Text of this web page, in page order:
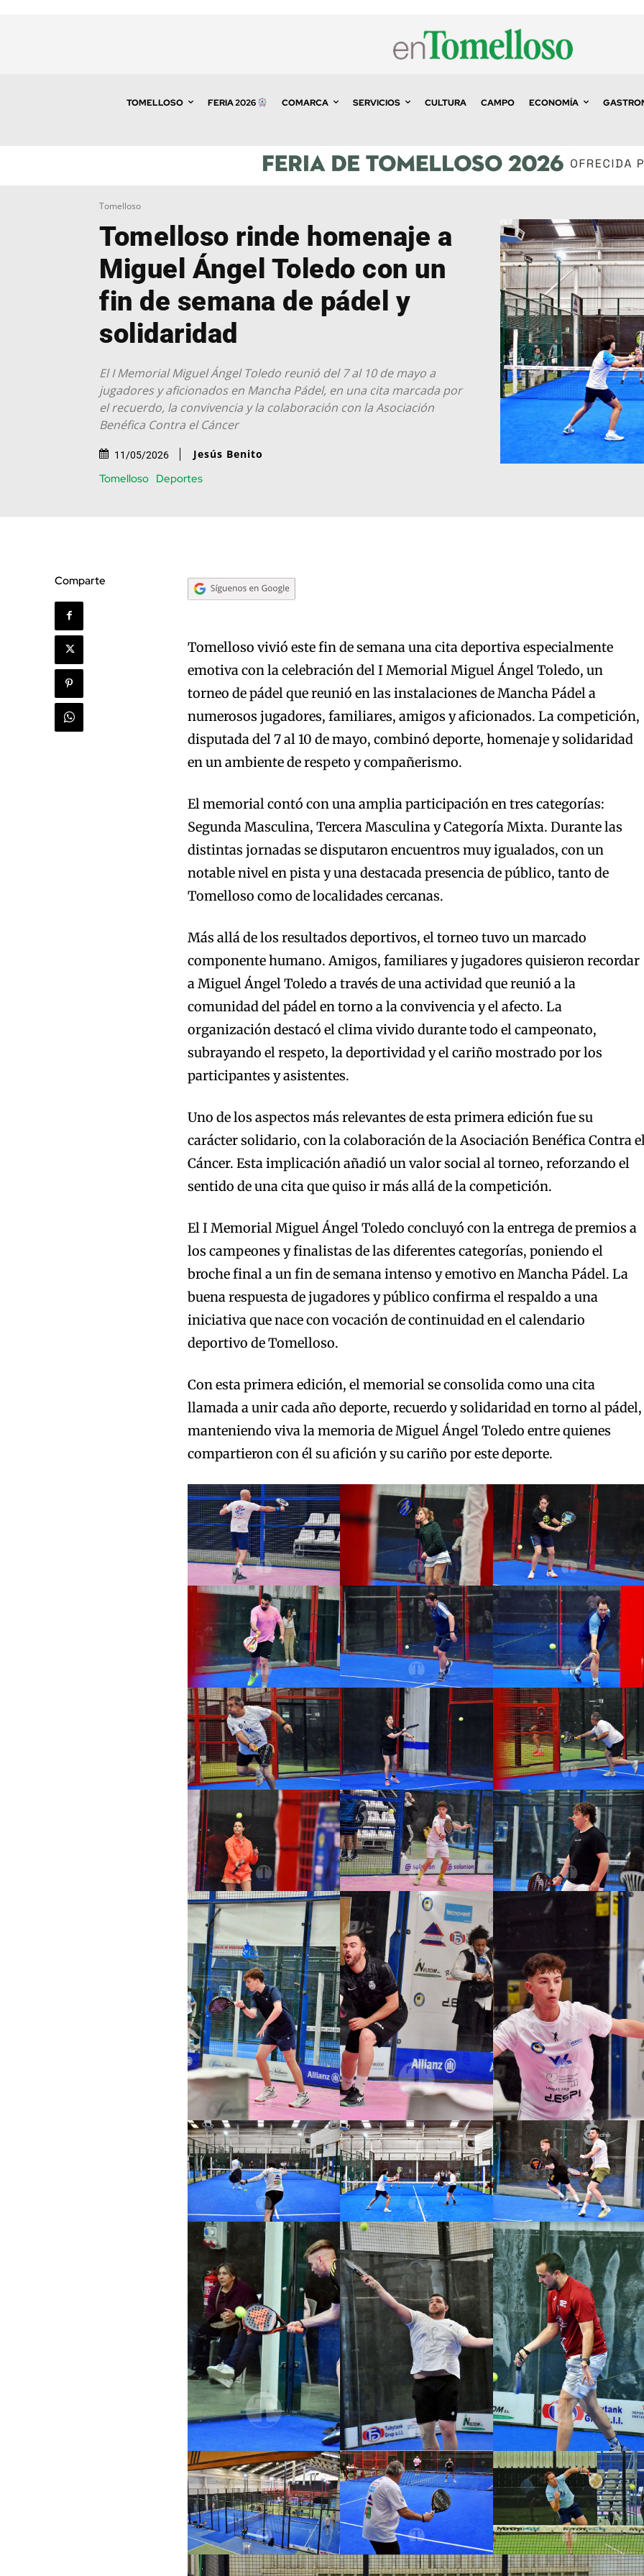
TOMELLOSO FERIA 2026 COMARCA SERVICIOS CULTURA CAMPO ECONOMÍA
Tomelloso
Tomelloso rinde homenaje a
Miguel Ángel Toledo con un
fin de semana de pádel y
solidaridad
El I Memorial Miguel Ángel Toledo reunió del 7 al 10 de mayo a
jugadores y aficionados en Mancha Pádel, en una cita marcada por
el recuerdo, la convivencia y la colaboración con la Asociación
Benéfica Contra el Cáncer
11/05/2026 Jesús Benito
Tomelloso Deportes
Comparte
Tomelloso vivió este fin de semana una cita deportiva especialmente
emotiva con la celebración del I Memorial Miguel Ángel Toledo, un
torneo de pádel que reunió en las instalaciones de Mancha Pádel a
numerosos jugadores, familiares, amigos y aficionados. La competición,
disputada del 7 al 10 de mayo, combinó deporte, homenaje y solidaridad
en un ambiente de respeto y compañerismo.
El memorial contó con una amplia participación en tres categorías:
Segunda Masculina, Tercera Masculina y Categoría Mixta. Durante las
distintas jornadas se disputaron encuentros muy igualados, con un
notable nivel en pista y una destacada presencia de público, tanto de
Tomelloso como de localidades cercanas.
Más allá de los resultados deportivos, el torneo tuvo un marcado
componente humano. Amigos, familiares y jugadores quisieron recordar
a Miguel Ángel Toledo a través de una actividad que reunió a la
comunidad del pádel en torno a la convivencia y el afecto. La
organización destacó el clima vivido durante todo el campeonato,
subrayando el respeto, la deportividad y el cariño mostrado por los
participantes y asistentes.
Uno de los aspectos más relevantes de esta primera edición fue su
carácter solidario, con la colaboración de la Asociación Benéfica Contra
Cáncer. Esta implicación añadió un valor social al torneo, reforzando el
sentido de una cita que quiso ir más allá de la competición.
El I Memorial Miguel Ángel Toledo concluyó con la entrega de premios a
los campeones y finalistas de las diferentes categorías, poniendo el
broche final a un fin de semana intenso y emotivo en Mancha Pádel. La
buena respuesta de jugadores y público confirma el respaldo a una
iniciativa que nace con vocación de continuidad en el calendario
deportivo de Tomelloso.
Con esta primera edición, el memorial se consolida como una cita
llamada a unir cada año deporte, recuerdo y solidaridad en torno al pádel,
manteniendo viva la memoria de Miguel Ángel Toledo entre quienes
compartieron con él su afición y su cariño por este deporte.